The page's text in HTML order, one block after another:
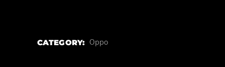
CATEGORY: Oppo